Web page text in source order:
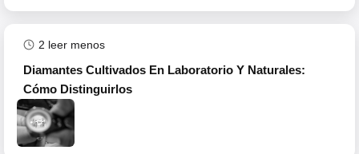
2 leer menos
Diamantes Cultivados En Laboratorio Y Naturales:
Cómo Distinguirlos